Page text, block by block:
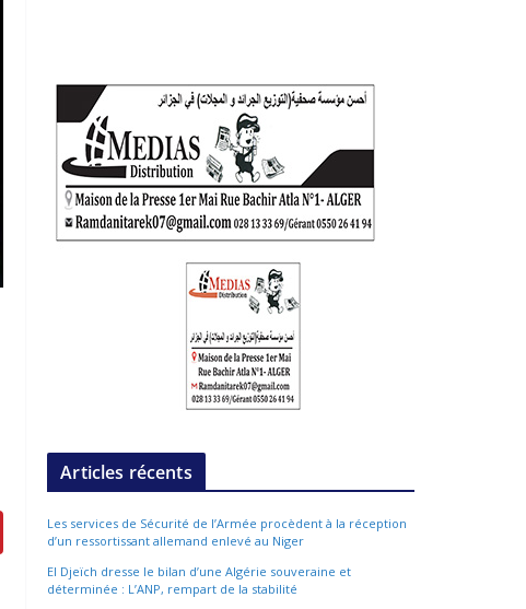
Articles récents
Les services de Sécurité de l’Armée procèdent à la réception
d’un ressortissant allemand enlevé au Niger
El Djeïch dresse le bilan d’une Algérie souveraine et
déterminée : L’ANP, rempart de la stabilité